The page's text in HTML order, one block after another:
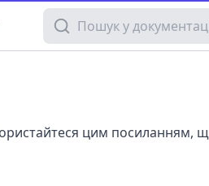
Пошук у документації
цим посиланням,